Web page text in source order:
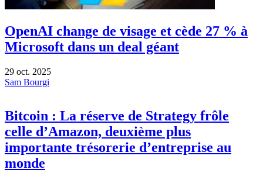
OpenAI change de visage et cède 27 % à
Microsoft dans un deal géant
29 oct. 2025
Sam Bourgi
Bitcoin : La réserve de Strategy frôle
celle d’Amazon, deuxième plus
importante trésorerie d’entreprise au
monde